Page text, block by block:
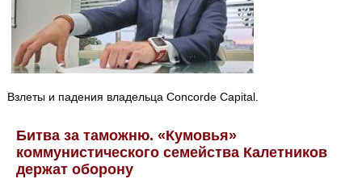
Взлеты и падения владельца Concorde Capital.
Битва за таможню. «Кумовья»
коммунистического семейства Калетников
держат оборону